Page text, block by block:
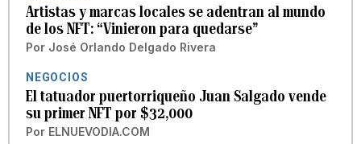
Artistas y marcas locales se adentran al mundo
de los NFT: “Vinieron para quedarse”
Por José Orlando Delgado Rivera
NEGOCIOS
El tatuador puertorriqueño Juan Salgado vende
su primer NFT por $32,000
Por ELNUEVODIA.COM